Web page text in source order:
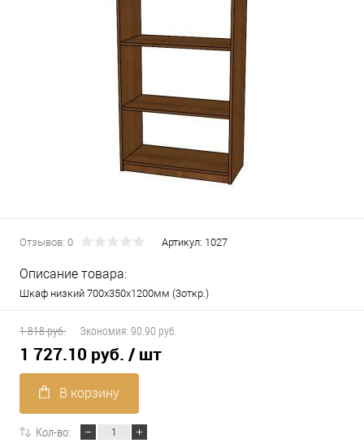
Отзывов: 0 Артикул: 1027
Описание товара:
Шкаф низкий 700х350х1200мм (3откр.)
1 818 руб. Экономия: 90.90 руб.
1 727.10 руб. / шт
В корзину
Кол-во: